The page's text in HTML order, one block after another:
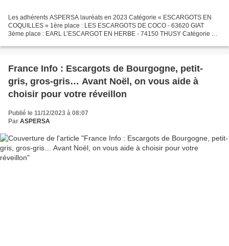
Les adhérents ASPERSA lauréats en 2023 Catégorie « ESCARGOTS EN
COQUILLES » 1ère place : LES ESCARGOTS DE COCO - 63620 GIAT
3ème place : EARL L’ESCARGOT EN HERBE - 74150 THUSY Catégorie «
France Info : Escargots de Bourgogne, petit-
gris, gros-gris… Avant Noël, on vous aide à
choisir pour votre réveillon
Publié le 11/12/2023 à 08:07
Par ASPERSA